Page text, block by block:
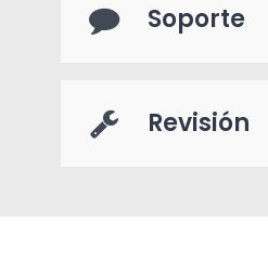
Soporte
Revisión